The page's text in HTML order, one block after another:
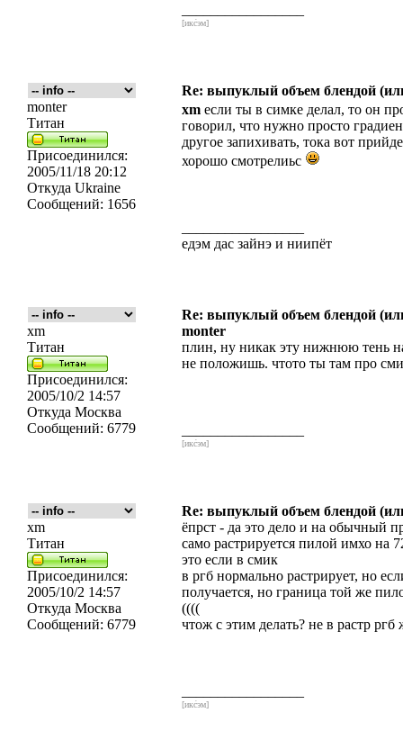
[икс́эм]
Re: выпуклый объем блендой
monter
Титан
Присоединился:
2005/11/18 20:12
Откуда Ukraine
Сообщений: 1656
xm если ты в симке делал, то он
говорил, что нужно просто
другое запихивать, тока вот
хорошо смотрелиьс
едэм дас зайнэ и ниипёт
Re: выпуклый объем блендой
xm
Титан
Присоединился:
2005/10/2 14:57
Откуда Москва
Сообщений: 6779
monter
плин, ну никак эту нижнюю тень
не положишь. чтото ты там про
[икс́эм]
Re: выпуклый объем блендой
xm
Титан
Присоединился:
2005/10/2 14:57
Откуда Москва
Сообщений: 6779
ёпрст - да это дело и на обычный
само растрируется пилой имхо на
это если в смик
в ргб нормально растрирует, но
получается, но граница той же
((((
чтож с этим делать? не в растр ргб
[икс́эм]